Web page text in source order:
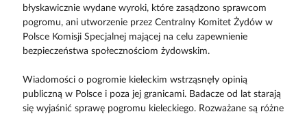
błyskawicznie wydane wyroki, które zasądzono sprawcom
pogromu, ani utworzenie przez Centralny Komitet Żydów w
Polsce Komisji Specjalnej mającej na celu zapewnienie
bezpieczeństwa społecznościom żydowskim.
Wiadomości o pogromie kieleckim wstrząsnęły opinią
publiczną w Polsce i poza jej granicami. Badacze od lat starają
się wyjaśnić sprawę pogromu kieleckiego. Rozważane są różne